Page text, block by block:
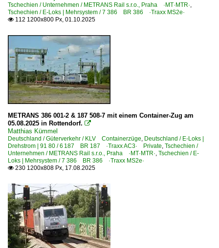
Tschechien / Unternehmen / METRANS Rail s.r.o., Praha ·MT·MTR·,
Tschechien / E-Loks | Mehrsystem / 7 386 BR 386 ·Traxx MS2e·
 112 1200x800 Px, 01.10.2025
METRANS 386 001-2 & 187 508-7 mit einem Container-Zug am
05.08.2025 in Rottendorf. 
Matthias Kümmel
Deutschland / Güterverkehr / KLV Containerzüge, Deutschland / E-Loks |
Drehstrom | 91 80 / 6 187 BR 187 ·Traxx AC3· Private, Tschechien /
Unternehmen / METRANS Rail s.r.o., Praha ·MT·MTR·, Tschechien / E-
Loks | Mehrsystem / 7 386 BR 386 ·Traxx MS2e·
 230 1200x808 Px, 17.08.2025